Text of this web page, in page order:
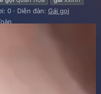
0 Diễn đàn: Gái gọi